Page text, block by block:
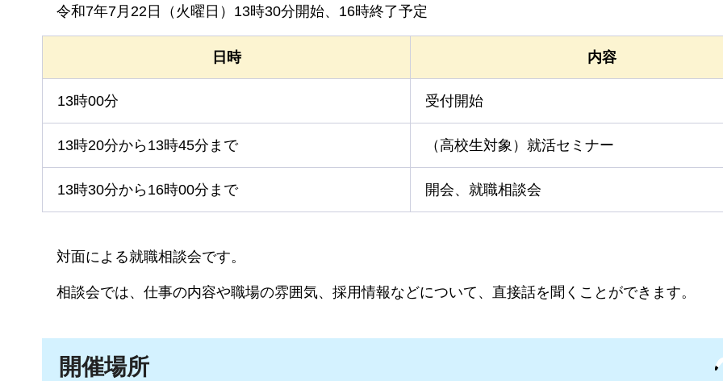
令和7年7月22日（火曜日）13時30分開始、16時終了予定
日時 内容
13時00分 受付開始
13時20分から13時45分まで （高校生対象）就活セミナー
13時30分から16時00分まで 開会、就職相談会
対面による就職相談会です。
相談会では、仕事の内容や職場の雰囲気、採用情報などについて、直接話を聞くことができます。
開催場所